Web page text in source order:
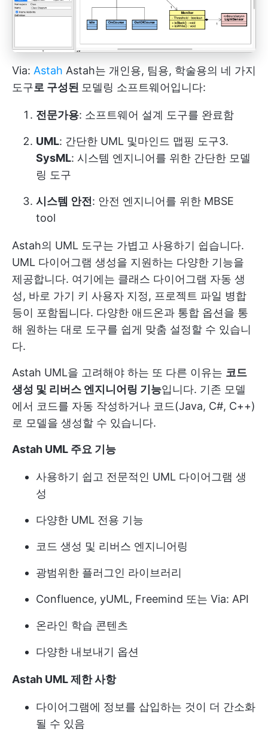
Via: Astah Astah는 개인용, 팀용, 학술용의 네 가지
도구로 구성된 모델링 소프트웨어입니다:
전문가용: 소프트웨어 설계 도구를 완료함
UML: 간단한 UML 및마인드 맵핑 도구3.
SysML: 시스템 엔지니어를 위한 간단한 모델
링 도구
시스템 안전: 안전 엔지니어를 위한 MBSE
tool
Astah의 UML 도구는 가볍고 사용하기 쉽습니다.
UML 다이어그램 생성을 지원하는 다양한 기능을
제공합니다. 여기에는 클래스 다이어그램 자동 생
성, 바로 가기 키 사용자 지정, 프로젝트 파일 병합
등이 포함됩니다. 다양한 애드온과 통합 옵션을 통
해 원하는 대로 도구를 쉽게 맞춤 설정할 수 있습니
다.
Astah UML을 고려해야 하는 또 다른 이유는 코드
생성 및 리버스 엔지니어링 기능입니다. 기존 모델
에서 코드를 자동 작성하거나 코드(Java, C#, C++)
로 모델을 생성할 수 있습니다.
Astah UML 주요 기능
사용하기 쉽고 전문적인 UML 다이어그램 생
성
다양한 UML 전용 기능
코드 생성 및 리버스 엔지니어링
광범위한 플러그인 라이브러리
Confluence, yUML, Freemind 또는 Via: API
온라인 학습 콘텐츠
다양한 내보내기 옵션
Astah UML 제한 사항
다이어그램에 정보를 삽입하는 것이 더 간소화
될 수 있음